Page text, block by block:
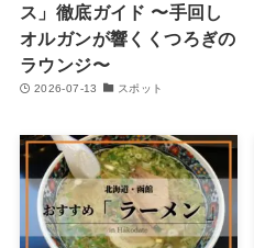
ス」徹底ガイド 〜手回し
オルガンが響くくつろぎの
ラウンジ〜
2026-07-13 スポット